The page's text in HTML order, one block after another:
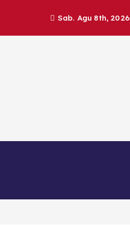
Sab. Agu 8th, 2026